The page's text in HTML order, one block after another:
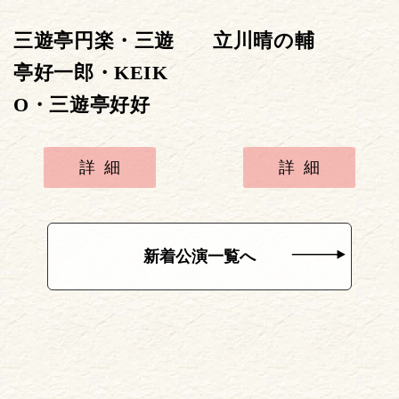
三遊亭円楽・三遊
亭好一郎・KEIK
O・三遊亭好好
詳細
立川晴の輔
詳細
新着公演一覧へ